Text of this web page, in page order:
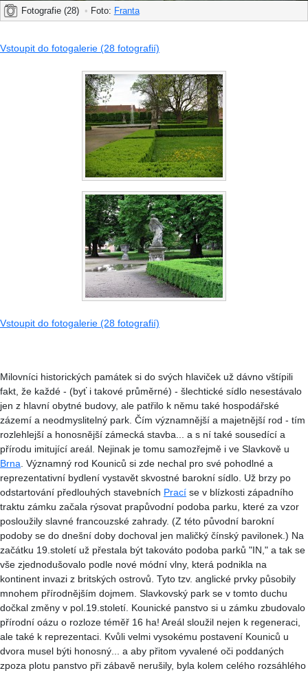
Fotografie (28) • Foto: Franta
Vstoupit do fotogalerie (28 fotografií)
Vstoupit do fotogalerie (28 fotografií)
Milovníci historických památek si do svých hlaviček už dávno vštípili
fakt, že každé - (byť i takové průměrné) - šlechtické sídlo nesestávalo
jen z hlavní obytné budovy, ale patřilo k němu také hospodářské
zázemí a neodmyslitelný park. Čím významnější a majetnější rod - tím
rozlehlejší a honosnější zámecká stavba... a s ní také sousedící a
přírodu imitující areál. Nejinak je tomu samozřejmě i ve Slavkově u
Brna. Významný rod Kouniců si zde nechal pro své pohodlné a
reprezentativní bydlení vystavět skvostné barokní sídlo. Už brzy po
odstartování předlouhých stavebních Prací se v blízkosti západního
traktu zámku začala rýsovat prapůvodní podoba parku, které za vzor
posloužily slavné francouzské zahrady. (Z této původní barokní
podoby se do dnešní doby dochoval jen maličký čínský pavilonek.) Na
začátku 19.století už přestala být takováto podoba parků "IN," a tak se
vše zjednodušovalo podle nové módní vlny, která podnikla na
kontinent invazi z britských ostrovů. Tyto tzv. anglické prvky působily
mnohem přírodnějším dojmem. Slavkovský park se v tomto duchu
dočkal změny v pol.19.století. Kounické panstvo si u zámku zbudovalo
přírodní oázu o rozloze téměř 16 ha! Areál sloužil nejen k regeneraci,
ale také k reprezentaci. Kvůli velmi vysokému postavení Kouniců u
dvora musel býti honosný... a aby přitom vyvalené oči poddaných
zpoza plotu panstvo při zábavě nerušily, byla kolem celého rozsáhlého